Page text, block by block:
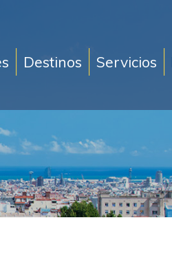
Destinos Servicios